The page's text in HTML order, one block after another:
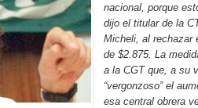
nacional, porque
dijo el titular de la
Micheli, al rechazar
de $2.875. La
a la CGTque, a su
“vergonzoso” el
esa central obrera